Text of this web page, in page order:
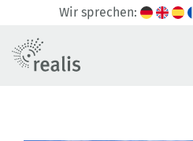
Wir sprechen: